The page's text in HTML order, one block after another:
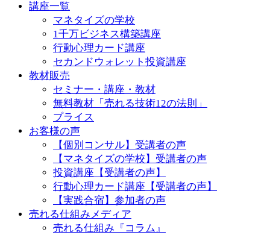
講座一覧
マネタイズの学校
1千万ビジネス構築講座
行動心理カード講座
セカンドウォレット投資講座
教材販売
セミナー・講座・教材
無料教材「売れる技術12の法則」
プライス
お客様の声
【個別コンサル】受講者の声
【マネタイズの学校】受講者の声
投資講座【受講者の声】
行動心理カード講座【受講者の声】
【実践合宿】参加者の声
売れる仕組みメディア
売れる仕組み『コラム』